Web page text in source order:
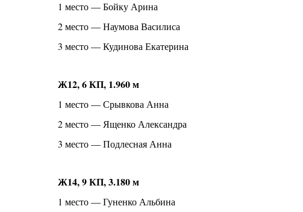
1 место — Бойку Арина
2 место — Наумова Василиса
3 место — Кудинова Екатерина
Ж12, 6 КП, 1.960 м
1 место — Срывкова Анна
2 место — Ященко Александра
3 место — Подлесная Анна
Ж14, 9 КП, 3.180 м
1 место — Гуненко Альбина